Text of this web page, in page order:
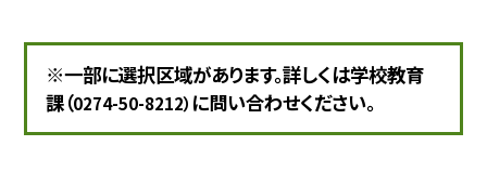
※一部に選択区域があります。詳しくは学校教育
課（0274-50-8212） に問い合わせください。